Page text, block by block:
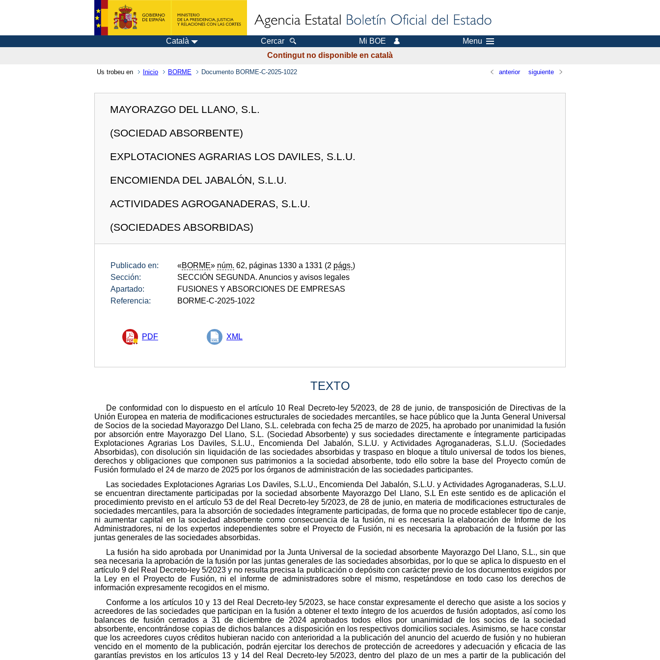
Català Cercar Mi BOE
Menu
Contingut no disponible en català
Us trobeu en Inicio BORME Documento BORME-C-2025-1022 anterior siguiente
MAYORAZGO DEL LLANO, S.L.
(SOCIEDAD ABSORBENTE)
EXPLOTACIONES AGRARIAS LOS DAVILES, S.L.U.
ENCOMIENDA DEL JABALÓN, S.L.U.
ACTIVIDADES AGROGANADERAS, S.L.U.
(SOCIEDADES ABSORBIDAS)
Publicado en: «BORME» núm. 62, páginas 1330 a 1331 (2 págs.)
Sección:
SECCIÓN SEGUNDA. Anuncios y avisos legales
Apartado:
FUSIONES Y ABSORCIONES DE EMPRESAS
Referencia:
BORME-C-2025-1022
PDF XML
TEXTO
De conformidad con lo dispuesto en el artículo 10 Real Decreto-ley 5/2023, de 28 de junio, de transposición de Directivas de la
Unión Europea en materia de modificaciones estructurales de sociedades mercantiles, se hace público que la Junta General Universal
de Socios de la sociedad Mayorazgo Del Llano, S.L. celebrada con fecha 25 de marzo de 2025, ha aprobado por unanimidad la fusión
por absorción entre Mayorazgo Del Llano, S.L. (Sociedad Absorbente) y sus sociedades directamente e íntegramente participadas
Explotaciones Agrarias Los Daviles, S.L.U., Encomienda Del Jabalón, S.L.U. y Actividades Agroganaderas, S.L.U. (Sociedades
Absorbidas), con disolución sin liquidación de las sociedades absorbidas y traspaso en bloque a título universal de todos los bienes,
derechos y obligaciones que componen sus patrimonios a la sociedad absorbente, todo ello sobre la base del Proyecto común de
Fusión formulado el 24 de marzo de 2025 por los órganos de administración de las sociedades participantes.
Las sociedades Explotaciones Agrarias Los Daviles, S.L.U., Encomienda Del Jabalón, S.L.U. y Actividades Agroganaderas, S.L.U.
se encuentran directamente participadas por la sociedad absorbente Mayorazgo Del Llano, S.L En este sentido es de aplicación el
procedimiento previsto en el artículo 53 de del Real Decreto-ley 5/2023, de 28 de junio, en materia de modificaciones estructurales de
sociedades mercantiles, para la absorción de sociedades íntegramente participadas, de forma que no procede establecer tipo de canje,
ni aumentar capital en la sociedad absorbente como consecuencia de la fusión, ni es necesaria la elaboración de Informe de los
Administradores, ni de los expertos independientes sobre el Proyecto de Fusión, ni es necesaria la aprobación de la fusión por las
juntas generales de las sociedades absorbidas.
La fusión ha sido aprobada por Unanimidad por la Junta Universal de la sociedad absorbente Mayorazgo Del Llano, S.L., sin que
sea necesaria la aprobación de la fusión por las juntas generales de las sociedades absorbidas, por lo que se aplica lo dispuesto en el
artículo 9 del Real Decreto-ley 5/2023 y no resulta precisa la publicación o depósito con carácter previo de los documentos exigidos por
la Ley en el Proyecto de Fusión, ni el informe de administradores sobre el mismo, respetándose en todo caso los derechos de
información expresamente recogidos en el mismo.
Conforme a los artículos 10 y 13 del Real Decreto-ley 5/2023, se hace constar expresamente el derecho que asiste a los socios y
acreedores de las sociedades que participan en la fusión a obtener el texto íntegro de los acuerdos de fusión adoptados, así como los
balances de fusión cerrados a 31 de diciembre de 2024 aprobados todos ellos por unanimidad de los socios de la sociedad
absorbente, encontrándose copias de dichos balances a disposición en los respectivos domicilios sociales. Asimismo, se hace constar
que los acreedores cuyos créditos hubieran nacido con anterioridad a la publicación del anuncio del acuerdo de fusión y no hubieran
vencido en el momento de la publicación, podrán ejercitar los derechos de protección de acreedores y adecuación y eficacia de las
garantías previstos en los artículos 13 y 14 del Real Decreto-ley 5/2023, dentro del plazo de un mes a partir de la publicación del